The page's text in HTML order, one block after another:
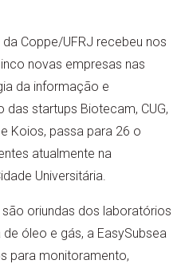
Coppe/UFRJ recebeu nos
novas empresas nas
da informação e
startups Biotecam, CUG,
Koios, passa para 26 o
atualmente na
Universitária.
oriundas dos laboratórios
óleo e gás, a EasySubsea
para monitoramento,